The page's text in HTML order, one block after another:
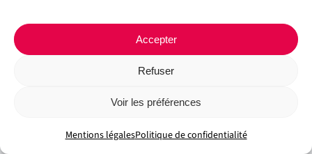
Accepter
Refuser
Voir les préférences
Mentions légalesPolitique de confidentialité